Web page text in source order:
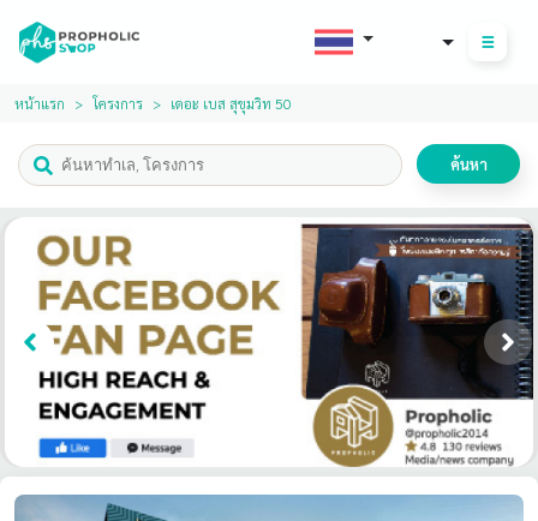
หน้าแรก โครงการ เดอะ เบส สุขุมวิท 50
ค้นหา